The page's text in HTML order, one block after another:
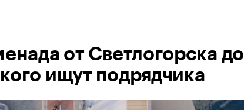
от Светлогорска до
ищут подрядчика